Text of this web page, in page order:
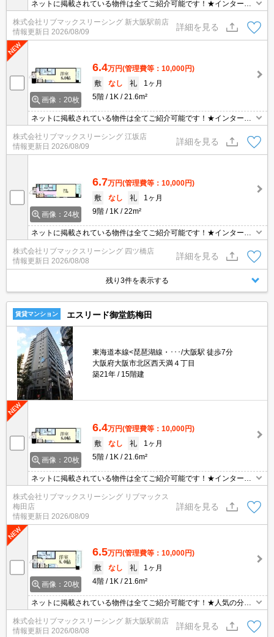
ネットに掲載されている物件は全てご紹介可能です！★インターネ
ット・Wi-Fi無料★初期費用クレジット決済可能★梅田、大阪駅徒歩
圏内の人気分譲マンションです♪
株式会社リブマックスリーシング 新大阪駅前店
情報更新日 2026/08/09
詳細を見る
画像：20枚
6.4万円(管理費等：10,000円)
敷
なし 礼
1ヶ月
5階
1K 21.6m²
ネットに掲載されている物件は全てご紹介可能です！★インターネ
ット・Wi-Fi無料★初期費用クレジット決済可能★梅田、大阪駅徒歩
圏内の人気分譲マンションです♪
株式会社リブマックスリーシング 江坂店
情報更新日 2026/08/09
詳細を見る
画像：24枚
6.7万円(管理費等：10,000円)
敷
なし 礼
1ヶ月
9階
1K 22m²
ネットに掲載されている物件は全てご紹介可能です！★インターネ
ット・Wi-Fi無料★初期費用クレジット決済可能★保証人不要★家
具・家電付きプランあり★南向きです！
株式会社リブマックスリーシング 四ツ橋店
情報更新日 2026/08/08
詳細を見る
残り3件を表示する
賃貸マンション エスリード御堂筋梅田
東海道本線<琵琶湖線・･･･/大阪駅 徒歩7分
大阪府大阪市北区西天満４丁目
築21年
15階建
画像：20枚
6.4万円(管理費等：10,000円)
敷
なし 礼
1ヶ月
5階
1K 21.6m²
ネットに掲載されている物件は全てご紹介可能です！★インターネ
ット・Wi-Fi無料★初期費用クレジット決済可能★梅田、大阪駅徒歩
圏内の人気分譲マンションです♪
株式会社リブマックスリーシング リブマックス
梅田店
情報更新日 2026/08/09
詳細を見る
画像：20枚
6.5万円(管理費等：10,000円)
敷
なし 礼
1ヶ月
4階
1K 21.6m²
ネットに掲載されている物件は全てご紹介可能です！★人気の分譲
型マンション★インターネット無料★初期費用クレジット決済可能
★弊社は天満橋駅前店、新大阪駅前店、梅田店、江坂店、四ツ橋店
ご希望の店舗でご対応可能です★女性スタッフ・ベテランスタッフ
株式会社リブマックスリーシング 新大阪駅前店
情報更新日 2026/08/08
詳細を見る